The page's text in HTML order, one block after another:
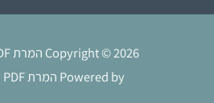
Copyright © 2026 המרת PDF לוורד אקסל
Powered by המרת PDF לוורד אקסל